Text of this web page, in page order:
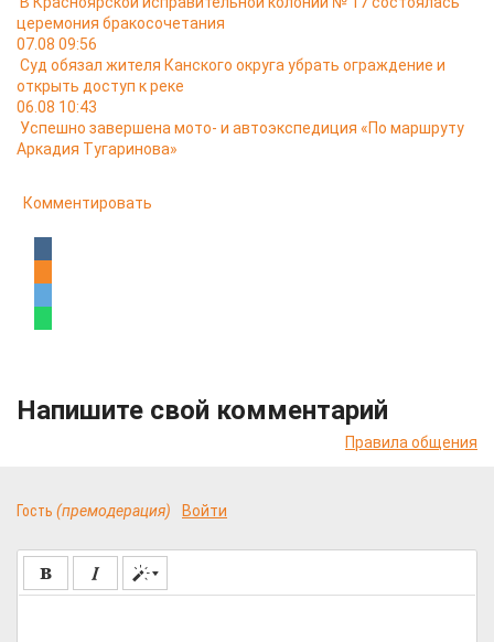
церемония бракосочетания
07.08 09:56
Суд обязал жителя Канского округа убрать ограждение и
открыть доступ к реке
06.08 10:43
Успешно завершена мото- и автоэкспедиция «По маршруту
Аркадия Тугаринова»
Комментировать
Напишите свой комментарий
Правила общения
Гость (премодерация) Войти